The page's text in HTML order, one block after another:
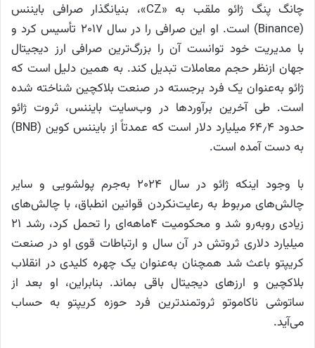
چانگ پنگ ژائو ملقب به «CZ»، بنیانگذار صرافی بایننس
(Binance) است. او این صرافی را در سال ۲۰۱۷ تأسیس کرد و
با مدیریت خود توانست آن را بزرگ‌ترین صرافی ارز دیجیتال
جهان ازنظر حجم معاملات تبدیل کند. به همین دلیل است که
ژائو به‌عنوان یک فرد برجسته در صنعت بلاکچین شناخته شده
است. طی آخرین برآوردها در وب‌سایت بایننس، ثروت ژائو
حدود ۶۴٫۴ میلیارد دلار است که عمدتاً از بایننس کوین (BNB)
به دست آمده است.
با وجود اینکه ژائو در سال ۲۰۲۴ به‌جرم پولشویی و سایر
چالش‌های مربوط به رعایت‌نکردن قوانین انطباق، با چالش‌های
زیادی روبه‌رو شد و محکومیت ۴ماهه‌ای را تحمل کرد، رشد ۲۱
میلیارد دلاری ثروتش در آن سال و ارتباطات قوی او در صنعت
کریپتو باعث شد همچنان به‌عنوان یک چهره کلیدی در انقلاب
بلاکچین و ارزهای دیجیتال باقی بماند. بنابراین، او بعد از
ساتوشی ناکاموتو ثروتمندترین فرد حوزه کریپتو به حساب
می‌آید.